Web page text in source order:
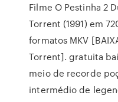
Filme O Pestinha 2
Torrent (1991) em
formatos MKV
Torrent]. gratuita
meio de recorde
intermédio de